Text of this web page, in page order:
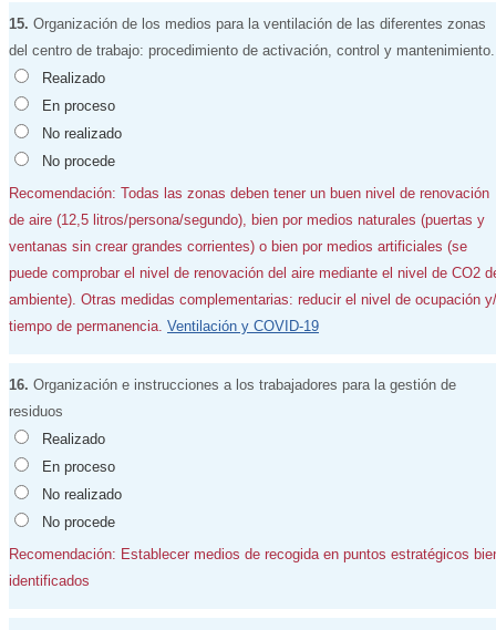
15. Organización de los medios para la ventilación de las diferentes zonas
del centro de trabajo: procedimiento de activación, control y mantenimiento.
Realizado
En proceso
No realizado
No procede
Recomendación: Todas las zonas deben tener un buen nivel de renovación
de aire (12,5 litros/persona/segundo), bien por medios naturales (puertas y
ventanas sin crear grandes corrientes) o bien por medios artificiales (se
puede comprobar el nivel de renovación del aire mediante el nivel de CO2
ambiente). Otras medidas complementarias: reducir el nivel de ocupación
tiempo de permanencia. Ventilación y COVID-19
16. Organización e instrucciones a los trabajadores para la gestión de
residuos
Realizado
En proceso
No realizado
No procede
Recomendación: Establecer medios de recogida en puntos estratégicos
identificados